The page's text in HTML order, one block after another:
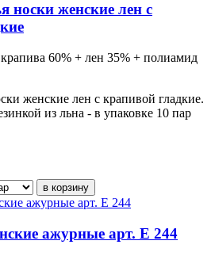
носки женские лен с
60% + лен 35% + полиамид
женские лен с крапивой гладкие.
из льна - в упаковке 10 пар
ажурные арт. Е 244